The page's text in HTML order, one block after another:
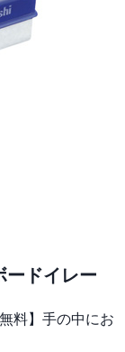
ードイレー
料】手の中にお